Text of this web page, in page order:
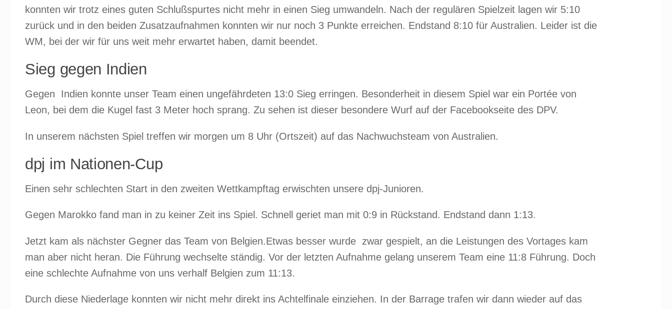
konnten wir trotz eines guten Schlußspurtes nicht mehr in einen Sieg umwandeln. Nach der regulären Spielzeit lagen wir 5:10
zurück und in den beiden Zusatzaufnahmen konnten wir nur noch 3 Punkte erreichen. Endstand 8:10 für Australien. Leider ist die
WM, bei der wir für uns weit mehr erwartet haben, damit beendet.
Sieg gegen Indien
Gegen Indien konnte unser Team einen ungefährdeten 13:0 Sieg erringen. Besonderheit in diesem Spiel war ein Portée von
Leon, bei dem die Kugel fast 3 Meter hoch sprang. Zu sehen ist dieser besondere Wurf auf der Facebookseite des DPV.
In unserem nächsten Spiel treffen wir morgen um 8 Uhr (Ortszeit) auf das Nachwuchsteam von Australien.
dpj im Nationen-Cup
Einen sehr schlechten Start in den zweiten Wettkampftag erwischten unsere dpj-Junioren.
Gegen Marokko fand man in zu keiner Zeit ins Spiel. Schnell geriet man mit 0:9 in Rückstand. Endstand dann 1:13.
Jetzt kam als nächster Gegner das Team von Belgien.Etwas besser wurde zwar gespielt, an die Leistungen des Vortages kam
man aber nicht heran. Die Führung wechselte ständig. Vor der letzten Aufnahme gelang unserem Team eine 11:8 Führung. Doch
eine schlechte Aufnahme von uns verhalf Belgien zum 11:13.
Durch diese Niederlage konnten wir nicht mehr direkt ins Achtelfinale einziehen. In der Barrage trafen wir dann wieder auf das